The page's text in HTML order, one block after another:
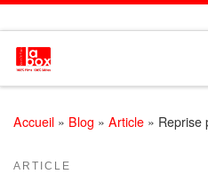
Passer au contenu
Accueil » Blog » Article » Reprise
ARTICLE